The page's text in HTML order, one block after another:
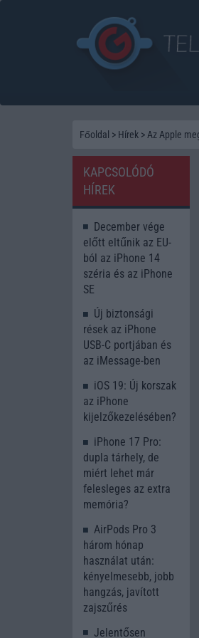
Főoldal > Hírek > Az Apple
KAPCSOLÓDÓ
HÍREK
December vége
előtt eltűnik az EU-
ból az iPhone 14
széria és az iPhone
SE
Új biztonsági
rések az iPhone
USB-C portjában és
az iMessage-ben
iOS 19: Új korszak
az iPhone
kijelzőkezelésében?
iPhone 17 Pro:
dupla tárhely, de
miért lehet már
felesleges az extra
memória?
AirPods Pro 3
három hónap
használat után:
kényelmesebb, jobb
hangzás, javított
zajszűrés
Jelentősen